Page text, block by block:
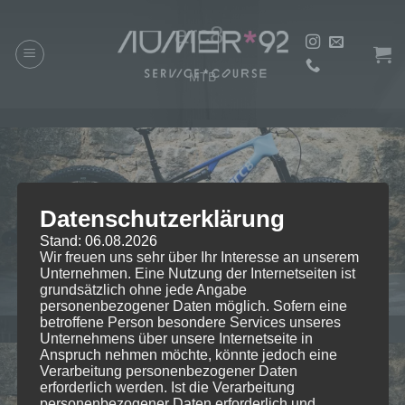
springen
arc8.
MTB
arc8 Essential
The Essence.
Datenschutzerklärung
Stand: 06.08.2026
Wir freuen uns sehr über Ihr Interesse an unserem
Unternehmen. Eine Nutzung der Internetseiten ist
grundsätzlich ohne jede Angabe
personenbezogener Daten möglich. Sofern eine
betroffene Person besondere Services unseres
Unternehmens über unsere Internetseite in
Anspruch nehmen möchte, könnte jedoch eine
Verarbeitung personenbezogener Daten
erforderlich werden. Ist die Verarbeitung